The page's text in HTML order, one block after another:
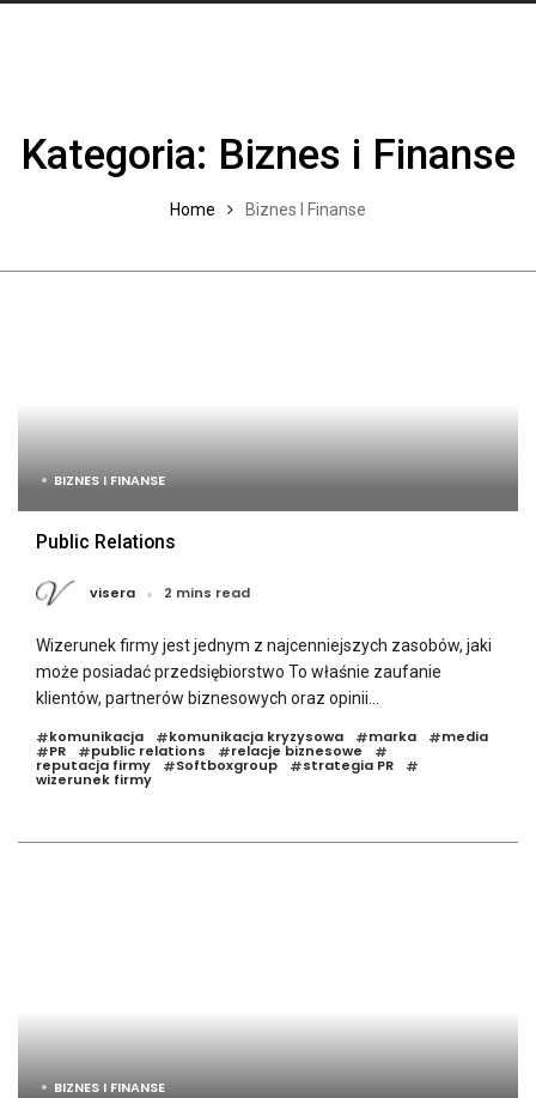
Kategoria: Biznes i Finanse
Home Biznes I Finanse
BIZNES I FINANSE
Public Relations
visera 2 mins read
Wizerunek firmy jest jednym z najcenniejszych zasobów, jaki
może posiadać przedsiębiorstwo To właśnie zaufanie
klientów, partnerów biznesowych oraz opinii...
#komunikacja #komunikacja kryzysowa #marka #media
#PR #public relations #relacje biznesowe #
reputacja firmy #Softboxgroup #strategia PR #
wizerunek firmy
BIZNES I FINANSE